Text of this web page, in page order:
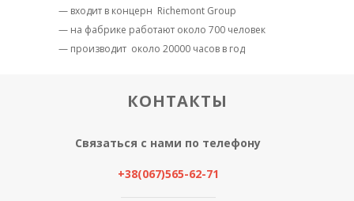
— входит в концерн Richemont Group
— на фабрике работают около 700 человек
— производит около 20000 часов в год
КОНТАКТЫ
Связаться с нами по телефону
+38(067)565-62-71